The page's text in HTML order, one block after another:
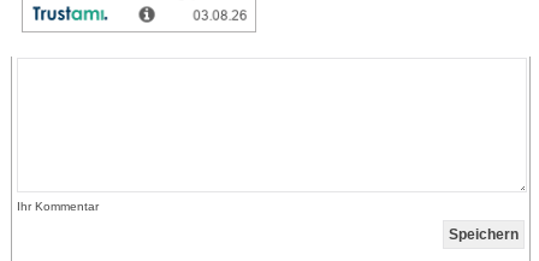
werden).Das Guthaben kann nur mit Bestellungen verrechnet werden. Eine
andersartige Auszahlung ist nicht möglich.
Ihr Kommentar